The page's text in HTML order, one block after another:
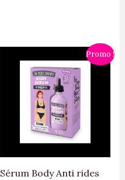
Promo !
Sérum Body Anti rides
prix
initial
était :
11,90 €.
prix
actuel
est :
9,90 €.